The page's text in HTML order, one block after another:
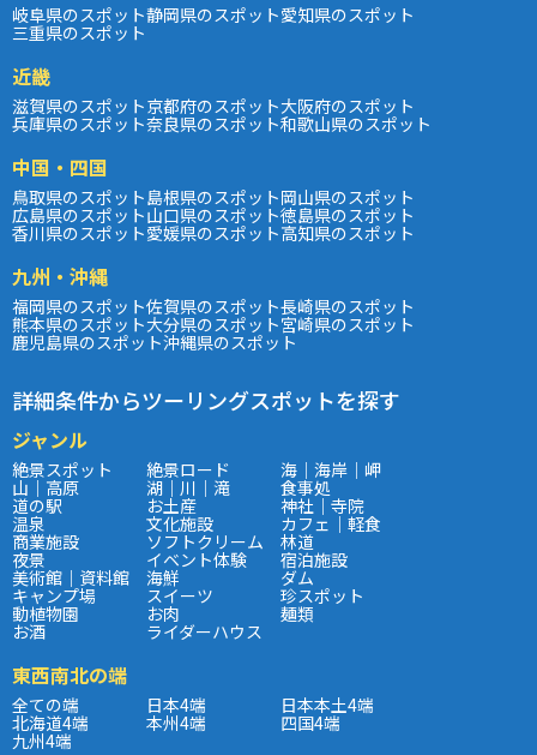
岐阜県のスポット静岡県のスポット愛知県のスポット
三重県のスポット
近畿
滋賀県のスポット京都府のスポット大阪府のスポット
兵庫県のスポット奈良県のスポット和歌山県のスポット
中国・四国
鳥取県のスポット島根県のスポット岡山県のスポット
広島県のスポット山口県のスポット徳島県のスポット
香川県のスポット愛媛県のスポット高知県のスポット
九州・沖縄
福岡県のスポット佐賀県のスポット長崎県のスポット
熊本県のスポット大分県のスポット宮崎県のスポット
鹿児島県のスポット沖縄県のスポット
詳細条件からツーリングスポットを探す
ジャンル
絶景スポット 絶景ロード 海｜海岸｜岬
山｜高原 湖｜川｜滝 食事処
道の駅 お土産 神社｜寺院
温泉 文化施設 カフェ｜軽食
商業施設 ソフトクリーム 林道
夜景 イベント体験 宿泊施設
美術館｜資料館 海鮮 ダム
キャンプ場 スイーツ 珍スポット
動植物園 お肉 麺類
お酒 ライダーハウス
東西南北の端
全ての端 日本4端 日本本土4端
北海道4端 本州4端 四国4端
九州4端